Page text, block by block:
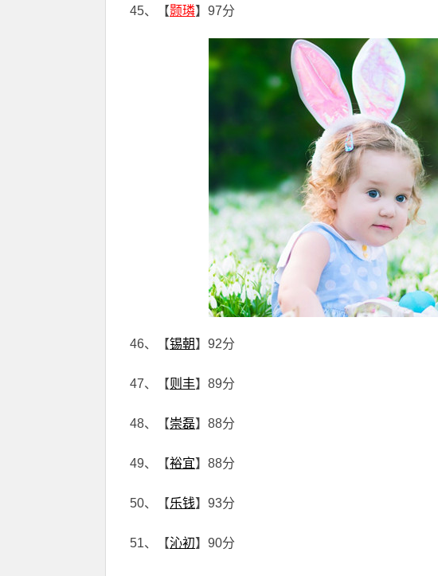
45、【颢璘】97分
46、【锡朝】92分
47、【则丰】89分
48、【崇磊】88分
49、【裕宜】88分
50、【乐钱】93分
51、【沁初】90分